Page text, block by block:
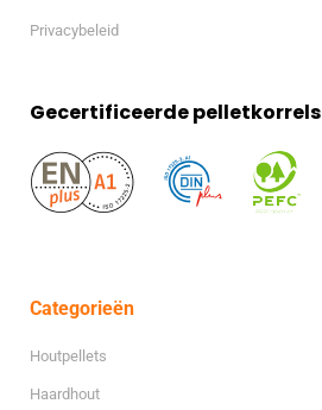
Privacybeleid
Gecertificeerde pelletkorrels
Categorieën
Houtpellets
Haardhout